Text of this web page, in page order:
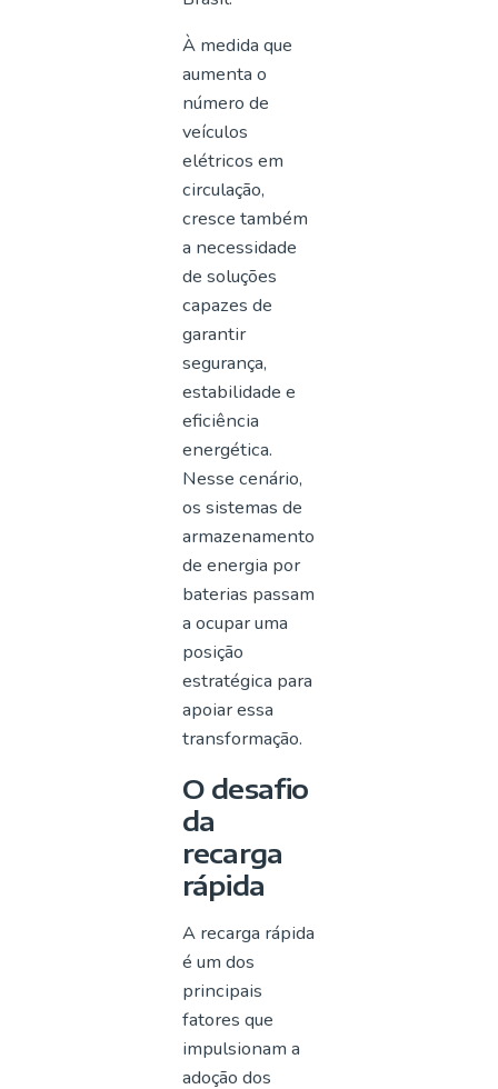
À medida que
aumenta o
número de
veículos
elétricos em
circulação,
cresce também
a necessidade
de soluções
capazes de
garantir
segurança,
estabilidade e
eficiência
energética.
Nesse cenário,
os sistemas de
armazenamento
de energia por
baterias passam
a ocupar uma
posição
estratégica para
apoiar essa
transformação.
O desafio
da
recarga
rápida
A recarga rápida
é um dos
principais
fatores que
impulsionam a
adoção dos